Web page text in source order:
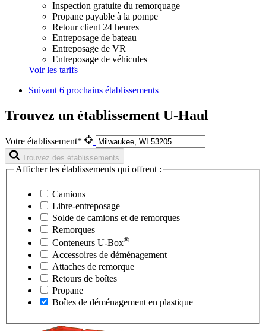
Inspection gratuite du remorquage
Propane payable à la pompe
Retour client 24 heures
Entreposage de bateau
Entreposage de VR
Entreposage de véhicules
Voir les tarifs
Suivant6 prochains établissements
Trouvez un établissement U-Haul
Votre établissement*
Trouvez des établissements
Afficher les établissements qui offrent :
Camions
Libre-entreposage
Solde de camions et de remorques
Remorques
Conteneurs U-Box®
Accessoires de déménagement
Attaches de remorque
Retours de boîtes
Propane
Boîtes de déménagement en plastique